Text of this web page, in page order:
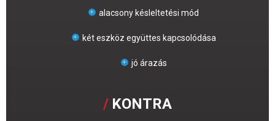
alacsony késleltetési mód
két eszköz együttes kapcsolódása
jó árazás
KONTRA